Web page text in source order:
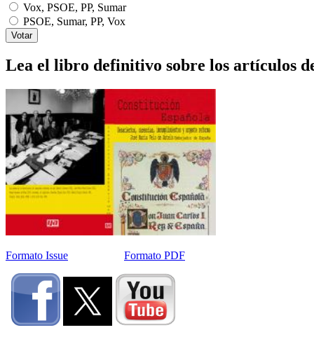
Vox, PSOE, PP, Sumar
PSOE, Sumar, PP, Vox
Lea el libro definitivo sobre los artículos
Formato Issue Formato PDF